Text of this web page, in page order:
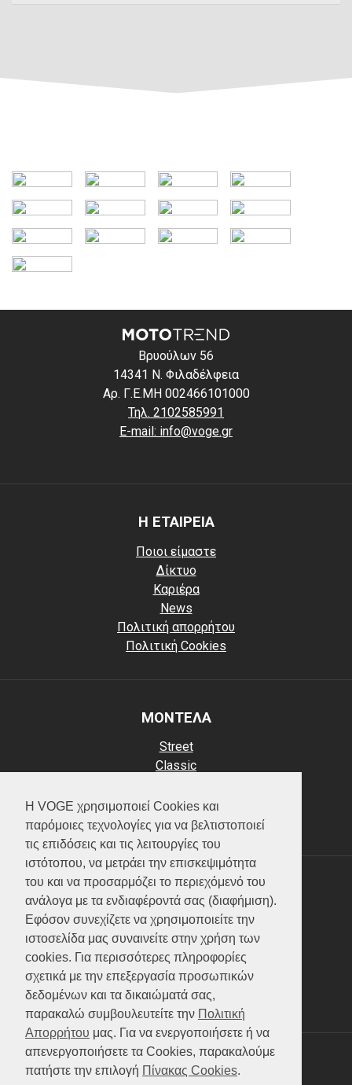
Η VOGE χρησιμοποιεί Cookies και
παρόμοιες τεχνολογίες για να βελτιστοποιεί
τις επιδόσεις και τις λειτουργίες του
ιστότοπου, να μετράει την επισκεψιμότητα
του και να προσαρμόζει το περιεχόμενό του
ανάλογα με τα ενδιαφέροντά σας (διαφήμιση).
Εφόσον συνεχίζετε να χρησιμοποιείτε την
ιστοσελίδα μας συναινείτε στην χρήση των
cookies. Για περισσότερες πληροφορίες
σχετικά με την επεξεργασία προσωπικών
δεδομένων και τα δικαιώματά σας,
παρακαλώ συμβουλευτείτε την Πολιτική
Απορρήτου μας. Για να ενεργοποιήσετε ή να
απενεργοποιήσετε τα Cookies, παρακαλούμε
πατήστε την επιλογή Πίνακας Cookies.
Βρυούλων 56
14341 Ν. Φιλαδέλφεια
Αρ. Γ.Ε.ΜΗ 002466101000
Τηλ. 2102585991
E-mail: info@voge.gr
Η ΕΤΑΙΡΕΙΑ
Ποιοι είμαστε
Δίκτυο
Καριέρα
News
Πολιτική απορρήτου
Πολιτική Cookies
ΜΟΝΤΕΛΑ
Street
Classic
Scooter
ATV (Loncin)
ΥΠΗΡΕΣΙΕΣ
Test ride
Επικοινωνία
Service
Κατάλογος
FAQ
SOCIAL MEDIA